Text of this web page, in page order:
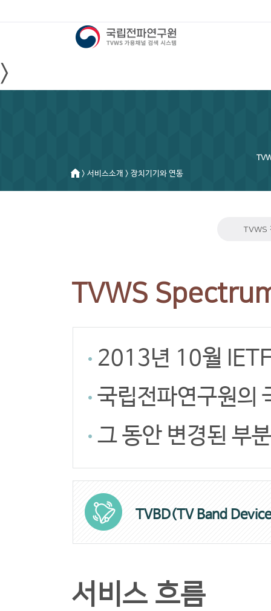
>
> 서비스소개 > 장치기기와 연동
TVWS
TVWS
2013년 10월
국립전파연구원의
그 동안 변경된 부
TVBD(TV Band
서비스 흐름